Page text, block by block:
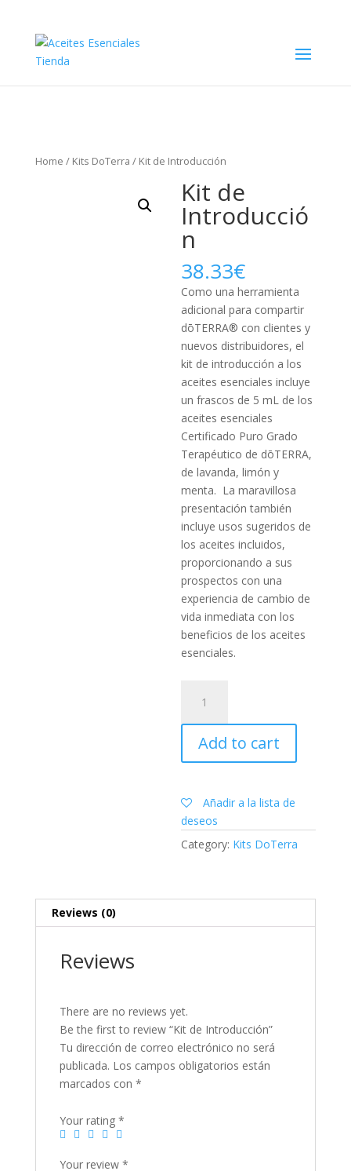
Home / Kits DoTerra / Kit de Introducción
Kit de
Introducció
n
38.33€
Como una herramienta
adicional para compartir
dōTERRA® con clientes y
nuevos distribuidores, el
kit de introducción a los
aceites esenciales incluye
un frascos de 5 mL de los
aceites esenciales
Certificado Puro Grado
Terapéutico de dōTERRA,
de lavanda, limón y
menta. La maravillosa
presentación también
incluye usos sugeridos de
los aceites incluidos,
proporcionando a sus
prospectos con una
experiencia de cambio de
vida inmediata con los
beneficios de los aceites
esenciales.
Introducción
quantity
Add to cart
Añadir a la lista de
deseos
Category: Kits DoTerra
Reviews (0)
Reviews
There are no reviews yet.
Be the first to review “Kit de Introducción”
Tu dirección de correo electrónico no será
publicada. Los campos obligatorios están
marcados con *
Your rating *
Your review *